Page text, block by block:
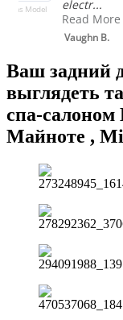
Ваш задний
выглядеть
спа-
Майноте ,